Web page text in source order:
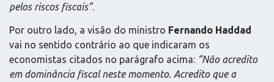
pelos riscos fiscais”.
Por outro lado, a visão do ministro Fernando Haddad
vai no sentido contrário ao que indicaram os
economistas citados no parágrafo acima: “Não acredito
em dominância fiscal neste momento. Acredito que a